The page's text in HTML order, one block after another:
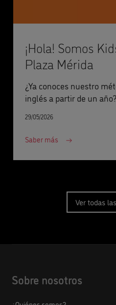
¡Hola! Somos
Plaza Mérida
¿Ya conoces nuestro
inglés a partir de un año?
29/05/2026
Saber más
Ver todas
Sobre nosotros